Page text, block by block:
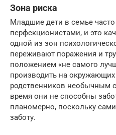
Зона риска
Младшие дети в семье
перфекционистами, и это
одной из зон
переживают поражения и
положением «не самого
производить на окружающих
родственников необычным
время они не способны
планомерно, поскольку
заботу.